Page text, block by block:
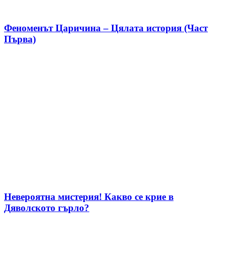
Феноменът Царичина – Цялата история (Част
Първа)
Невероятна мистерия! Какво се крие в
Дяволското гърло?